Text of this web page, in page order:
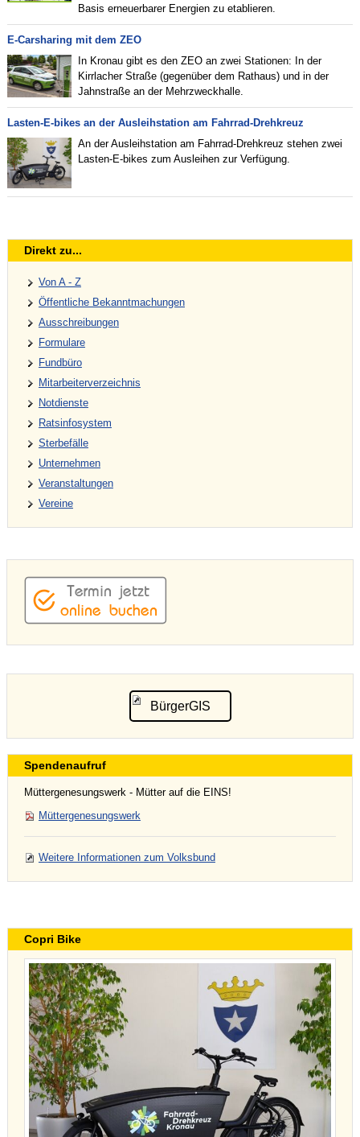
Basis erneuerbarer Energien zu etablieren.
E-Carsharing mit dem ZEO
In Kronau gibt es den ZEO an zwei Stationen: In der
Kirrlacher Straße (gegenüber dem Rathaus) und in der
Jahnstraße an der Mehrzweckhalle.
Lasten-E-bikes an der Ausleihstation am Fahrrad-Drehkreuz
An der Ausleihstation am Fahrrad-Drehkreuz stehen zwei
Lasten-E-bikes zum Ausleihen zur Verfügung.
Direkt zu...
Von A - Z
Öffentliche Bekanntmachungen
Ausschreibungen
Formulare
Fundbüro
Mitarbeiterverzeichnis
Notdienste
Ratsinfosystem
Sterbefälle
Unternehmen
Veranstaltungen
Vereine
BürgerGIS
Spendenaufruf
Müttergenesungswerk - Mütter auf die EINS!
Müttergenesungswerk
Weitere Informationen zum Volksbund
Copri Bike